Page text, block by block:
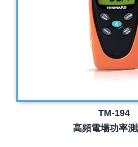
TM-194
高頻電場功率